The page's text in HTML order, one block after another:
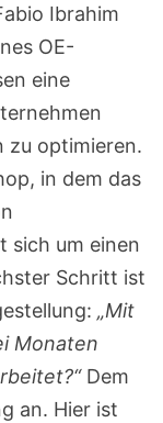
Ibrahim
OE-
eine
zu optimieren.
in dem das
sich um einen
Schritt ist
„Mit
Monaten
Dem
an. Hier ist